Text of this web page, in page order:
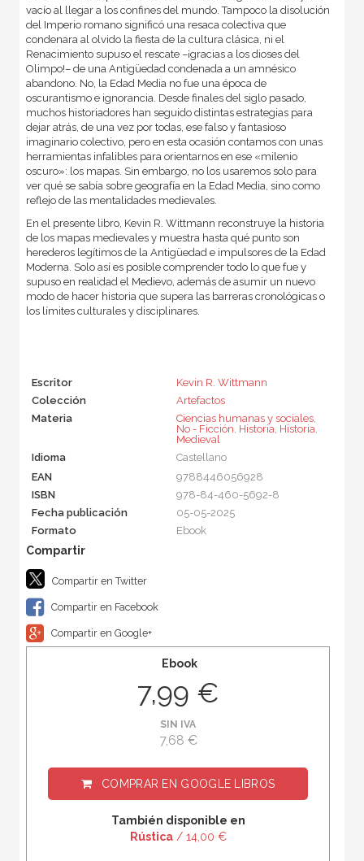
vacío al llegar a los confines del mundo. Tampoco la disolución
del Imperio romano significó una resaca colectiva que
condenara al olvido la fiesta de la cultura clásica, ni el
Renacimiento supuso el rescate –¡gracias a los dioses del
Olimpo!– de una Antigüedad condenada a un amnésico
abandono. No, la Edad Media no fue una época de
oscurantismo e ignorancia. Desde finales del siglo pasado,
muchos historiadores han seguido distintas estrategias para
dejar atrás, de una vez por todas, ese falso y fantasioso
imaginario colectivo, pero en esta ocasión contamos con unas
herramientas infalibles para orientarnos en ese «milenio
oscuro»: los mapas. Sin embargo, no los usaremos solo para
ver qué se sabía sobre geografía en la Edad Media, sino como
reflejo de las mentalidades medievales.
En el presente libro, Kevin R. Wittmann reconstruye la historia
de los mapas medievales y muestra hasta qué punto son
herederos legítimos de la Antigüedad e impulsores de la Edad
Moderna. Solo así es posible comprender todo lo que fue y
supuso en realidad el Medievo, además de asumir un nuevo
modo de hacer historia que supera las barreras cronológicas o
los límites culturales y disciplinares.
Escritor
Kevin R. Wittmann
Colección
Artefactos
Materia
Ciencias humanas y sociales,
No - Ficción Historia Historia
Medieval
Idioma
Castellano
EAN
9788446056928
ISBN
978-84-460-5692-8
Fecha publicación
05-05-2025
Formato
Ebook
Compartir en Twitter
Compartir en Facebook
Compartir en Google+
Ebook
7,99 €
SIN IVA
7,68 €
COMPRAR EN GOOGLE LIBROS
También disponible en
Rústica/ 14,00 €